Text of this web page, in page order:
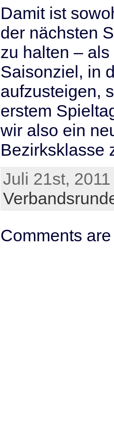
Damit ist
der nächsten
zu halten –
Saisonziel, in
aufzusteigen,
erstem
wir also ein
Bezirksklasse
Juli 21st,
Comments